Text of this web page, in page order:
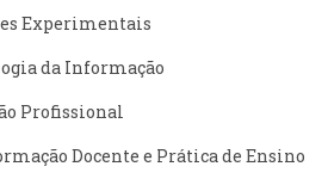
Experimentais
da Informação
Profissional
Docente e Prática de Ensino